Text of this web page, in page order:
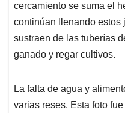
cercamiento se suma el
continúan llenando estos
sustraen de las tuberías
ganado y regar cultivos.
La falta de agua y
varias reses. Esta foto